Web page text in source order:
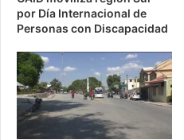
por Día Internacional de
Personas con Discapacidad